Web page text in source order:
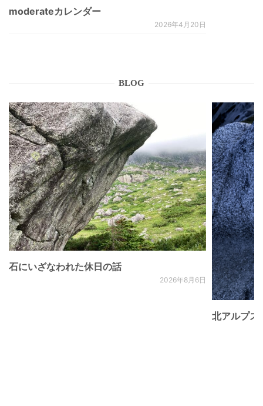
moderateカレンダー
2026年4月20日
BLOG
石にいざなわれた休日の話
2026年8月6日
北アルプ